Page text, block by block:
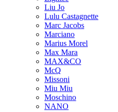
Liu Jo
Lulu Castagnette
Marc Jacobs
Marciano
Marius Morel
Max Mara
MAX&CO
McQ
Missoni
Miu Miu
Moschino
NANO